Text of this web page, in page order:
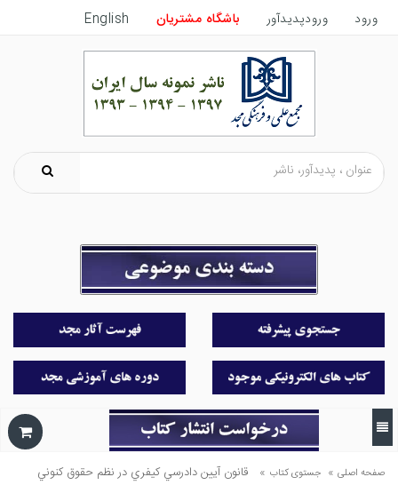
ورود ورودپدیدآور باشگاه مشتریان English
صفحه اصلی » جستوی کتاب » قانون آيين دادرسي كيفري در نظم حقوق كنوني